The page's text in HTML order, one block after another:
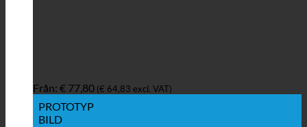
Från: € 77,80 (€ 64,83 excl. VAT)
PROTOTYP
BILD